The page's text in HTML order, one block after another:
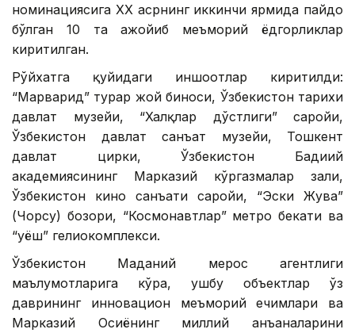
номинациясига ХХ асрнинг иккинчи ярмида пайдо
бўлган 10 та ажойиб меъморий ёдгорликлар
киритилган.
Рўйхатга қуйидаги иншоотлар киритилди:
“Марварид” турар жой биноси, Ўзбекистон тарихи
давлат музейи, “Халқлар дўстлиги” саройи,
Ўзбекистон давлат санъат музейи, Тошкент
давлат цирки, Ўзбекистон Бадиий
академиясининг Марказий кўргазмалар зали,
Ўзбекистон кино санъати саройи, “Эски Жува”
(Чорсу) бозори, “Космонавтлар” метро бекати ва
“Қуёш” гелиокомплекси.
Ўзбекистон Маданий мерос агентлиги
маълумотларига кўра, ушбу объектлар ўз
даврининг инновацион меъморий ечимлари ва
Марказий Осиёнинг миллий анъаналарини